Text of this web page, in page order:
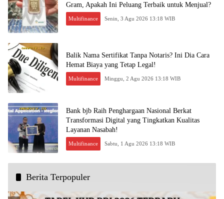
Gram, Apakah Ini Peluang Terbaik untuk Menjual?
Multifinance Senin, 3 Agu 2026 13:18 WIB
Balik Nama Sertifikat Tanpa Notaris? Ini Dia Cara
Hemat Biaya yang Tetap Legal!
Multifinance Minggu, 2 Agu 2026 13:18 WIB
Bank bjb Raih Penghargaan Nasional Berkat
Transformasi Digital yang Tingkatkan Kualitas
Layanan Nasabah!
Multifinance Sabtu, 1 Agu 2026 13:18 WIB
Berita Terpopuler